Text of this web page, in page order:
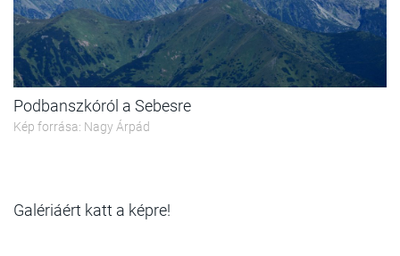
Podbanszkóról a Sebesre
Kép forrása: Nagy Árpád
Galériáért katt a képre!